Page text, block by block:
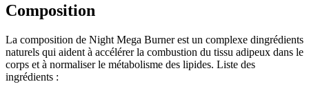
Composition
La composition de Night Mega Burner est un complexe dingrédients
naturels qui aident à accélérer la combustion du tissu adipeux dans le
corps et à normaliser le métabolisme des lipides. Liste des
ingrédients :